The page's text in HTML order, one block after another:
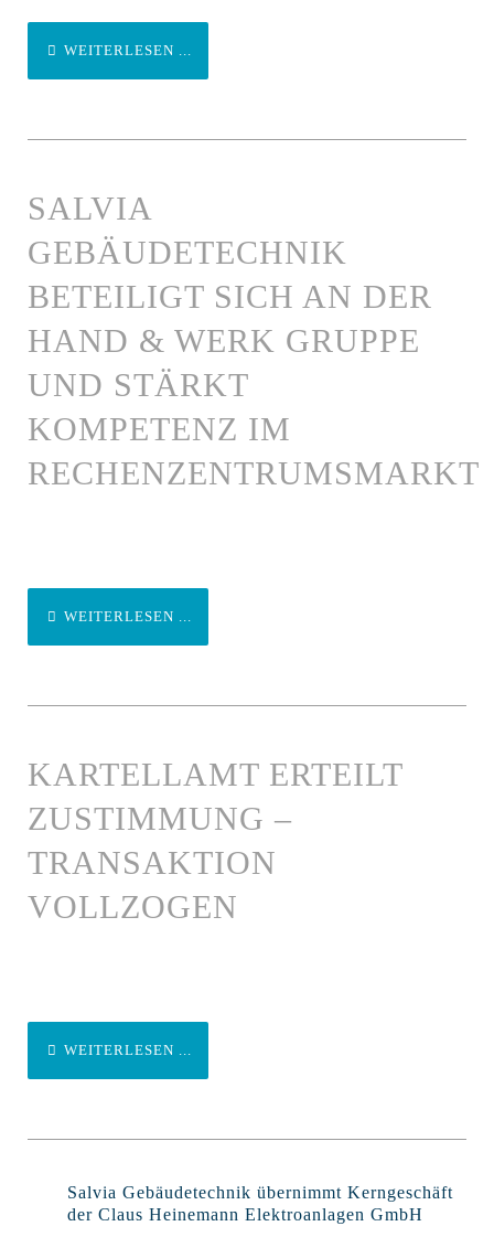
WEITERLESEN ...
SALVIA
GEBÄUDETECHNIK
BETEILIGT SICH AN DER
HAND & WERK GRUPPE
UND STÄRKT
KOMPETENZ IM
RECHENZENTRUMSMARKT
WEITERLESEN ...
KARTELLAMT ERTEILT
ZUSTIMMUNG –
TRANSAKTION
VOLLZOGEN
WEITERLESEN ...
Salvia Gebäudetechnik übernimmt Kerngeschäft
der Claus Heinemann Elektroanlagen GmbH